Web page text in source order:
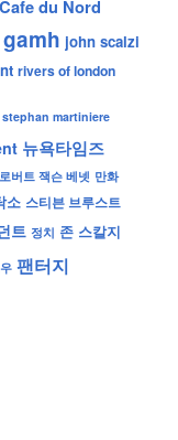
Cafe du Nord
gamh john scalzi
rivers of london
stephan martiniere
뉴욕타임즈
로버트 잭슨 베넷 만화
소 스티븐 브루스트
트 정치 존 스칼지
팬터지